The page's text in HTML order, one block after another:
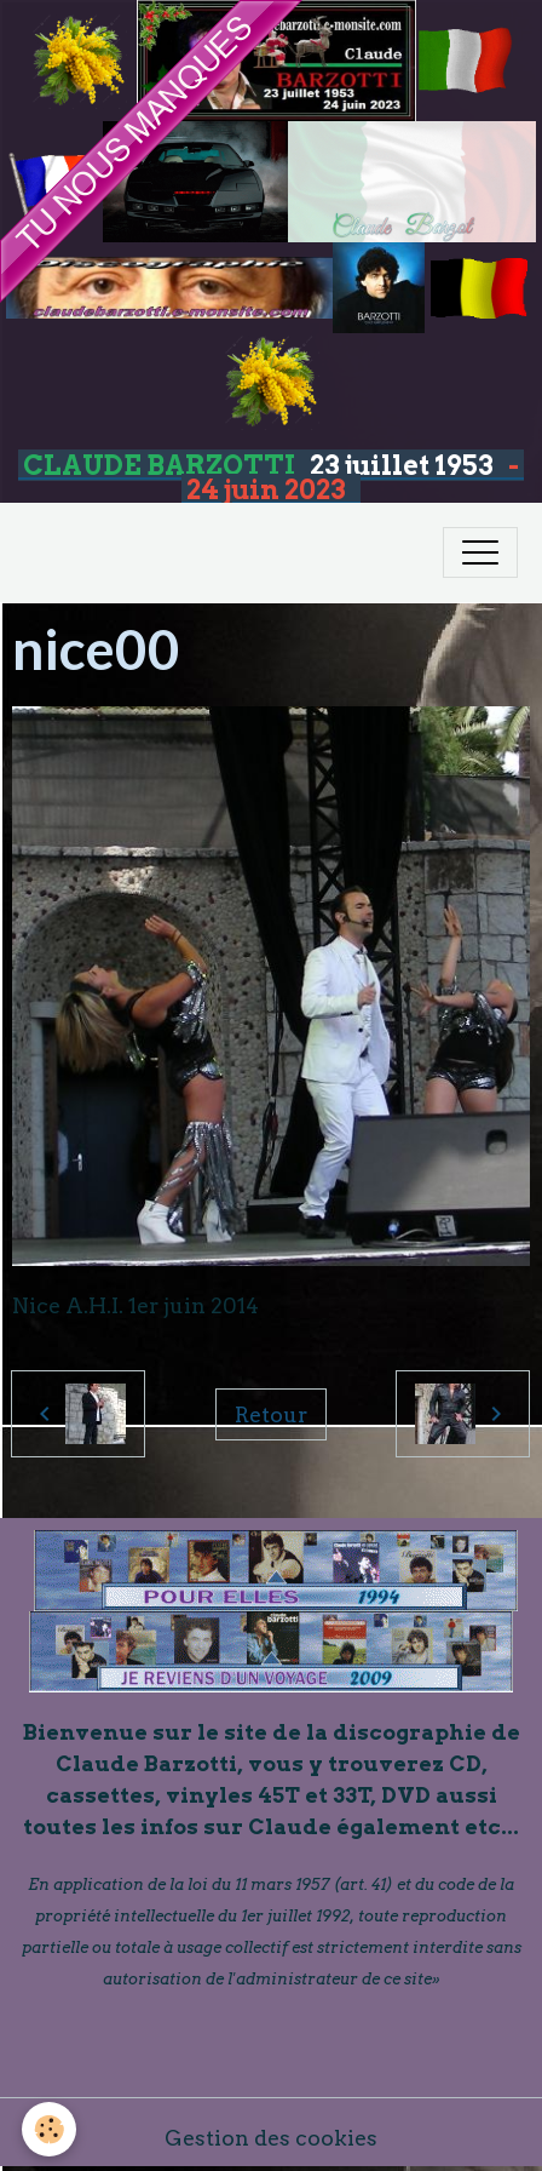
CLAUDE BARZOTTI 23 juillet 1953 -
24 juin 2023
nice00
Nice A.H.I. 1er juin 2014
Retour
Bienvenue sur le site de la discographie de
Claude Barzotti, vous y trouverez CD,
cassettes, vinyles 45T et 33T, DVD aussi
toutes les infos sur Claude également etc...
En application de la loi du 11 mars 1957 (art. 41) et du code de la
propriété intellectuelle du 1er juillet 1992, toute reproduction
partielle ou totale à usage collectif est strictement interdite sans
autorisation de l'administrateur de ce site»
Gestion des cookies